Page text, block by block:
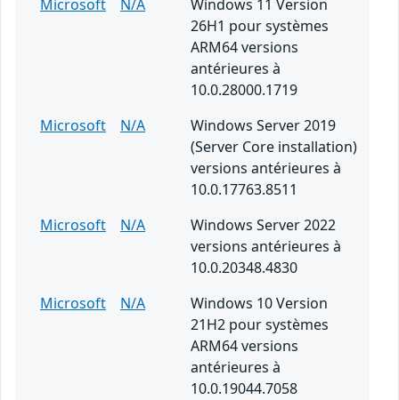
Microsoft
N/A
Windows 11 Version
26H1 pour systèmes
ARM64 versions
antérieures à
10.0.28000.1719
Microsoft
N/A
Windows Server 2019
(Server Core installation)
versions antérieures à
10.0.17763.8511
Microsoft
N/A
Windows Server 2022
versions antérieures à
10.0.20348.4830
Microsoft
N/A
Windows 10 Version
21H2 pour systèmes
ARM64 versions
antérieures à
10.0.19044.7058